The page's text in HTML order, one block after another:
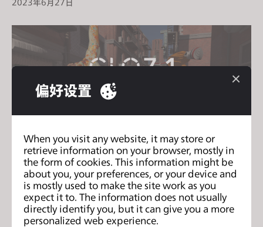
Join us for the CLO 7.1 New Features
Webinar!
2023年1月5日
偏好设置
When you visit any website, it may store or
retrieve information on your browser, mostly in
the form of cookies. This information might be
about you, your preferences, or your device and
is mostly used to make the site work as you
expect it to. The information does not usually
directly identify you, but it can give you a more
personalized web experience.